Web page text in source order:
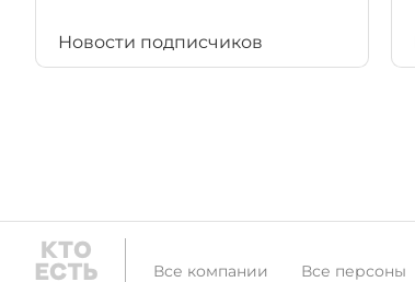
Новости подписчиков
Все компании Все персоны